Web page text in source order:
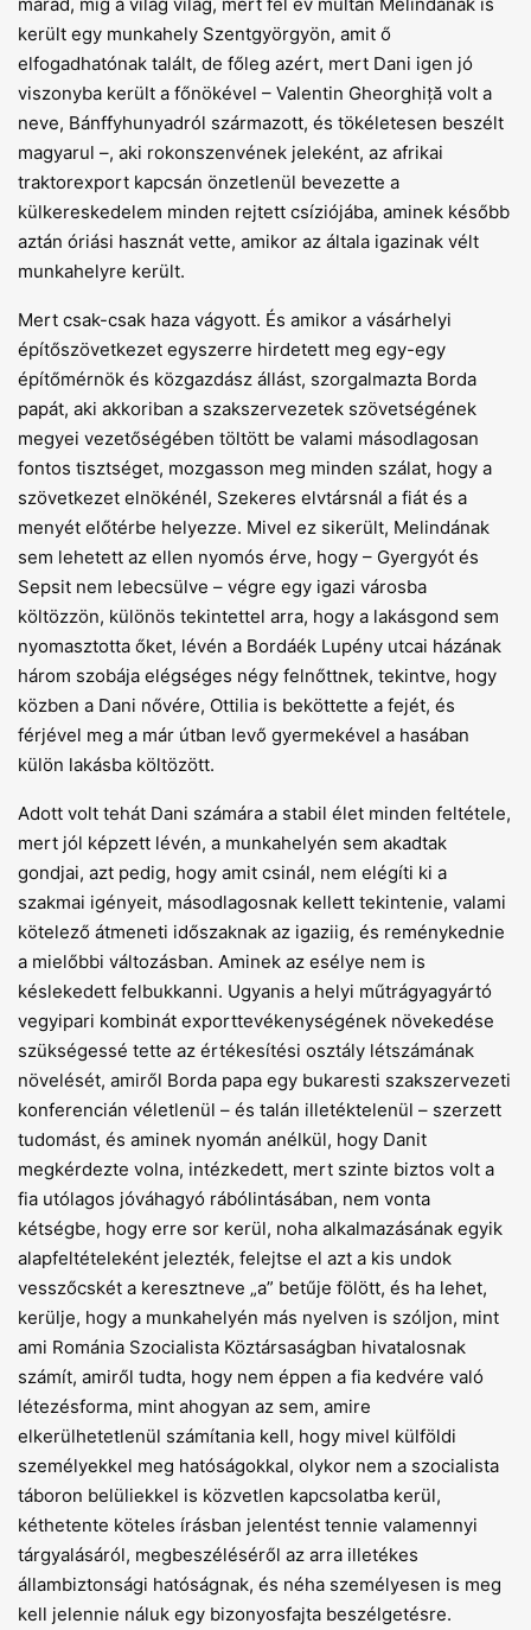
került egy munkahely Szentgyörgyön, amit ő
elfogadhatónak talált, de főleg azért, mert Dani igen jó
viszonyba került a főnökével – Valentin Gheorghiță volt a
neve, Bánffyhunyadról származott, és tökéletesen beszélt
magyarul –, aki rokonszenvének jeleként, az afrikai
traktorexport kapcsán önzetlenül bevezette a
külkereskedelem minden rejtett csíziójába, aminek később
aztán óriási hasznát vette, amikor az általa igazinak vélt
munkahelyre került.
Mert csak-csak haza vágyott. És amikor a vásárhelyi
építőszövetkezet egyszerre hirdetett meg egy-egy
építőmérnök és közgazdász állást, szorgalmazta Borda
papát, aki akkoriban a szakszervezetek szövetségének
megyei vezetőségében töltött be valami másodlagosan
fontos tisztséget, mozgasson meg minden szálat, hogy a
szövetkezet elnökénél, Szekeres elvtársnál a fiát és a
menyét előtérbe helyezze. Mivel ez sikerült, Melindának
sem lehetett az ellen nyomós érve, hogy – Gyergyót és
Sepsit nem lebecsülve – végre egy igazi városba
költözzön, különös tekintettel arra, hogy a lakásgond sem
nyomasztotta őket, lévén a Bordáék Lupény utcai házának
három szobája elégséges négy felnőttnek, tekintve, hogy
közben a Dani nővére, Ottilia is beköttette a fejét, és
férjével meg a már útban levő gyermekével a hasában
külön lakásba költözött.
Adott volt tehát Dani számára a stabil élet minden feltétele,
mert jól képzett lévén, a munkahelyén sem akadtak
gondjai, azt pedig, hogy amit csinál, nem elégíti ki a
szakmai igényeit, másodlagosnak kellett tekintenie, valami
kötelező átmeneti időszaknak az igaziig, és reménykednie
a mielőbbi változásban. Aminek az esélye nem is
késlekedett felbukkanni. Ugyanis a helyi műtrágyagyártó
vegyipari kombinát exporttevékenységének növekedése
szükségessé tette az értékesítési osztály létszámának
növelését, amiről Borda papa egy bukaresti szakszervezeti
konferencián véletlenül – és talán illetéktelenül – szerzett
tudomást, és aminek nyomán anélkül, hogy Danit
megkérdezte volna, intézkedett, mert szinte biztos volt a
fia utólagos jóváhagyó rábólintásában, nem vonta
kétségbe, hogy erre sor kerül, noha alkalmazásának egyik
alapfeltételeként jelezték, felejtse el azt a kis undok
vesszőcskét a keresztneve „a” betűje fölött, és ha lehet,
kerülje, hogy a munkahelyén más nyelven is szóljon, mint
ami Románia Szocialista Köztársaságban hivatalosnak
számít, amiről tudta, hogy nem éppen a fia kedvére való
létezésforma, mint ahogyan az sem, amire
elkerülhetetlenül számítania kell, hogy mivel külföldi
személyekkel meg hatóságokkal, olykor nem a szocialista
táboron belüliekkel is közvetlen kapcsolatba kerül,
kéthetente köteles írásban jelentést tennie valamennyi
tárgyalásáról, megbeszéléséről az arra illetékes
állambiztonsági hatóságnak, és néha személyesen is meg
kell jelennie náluk egy bizonyosfajta beszélgetésre.